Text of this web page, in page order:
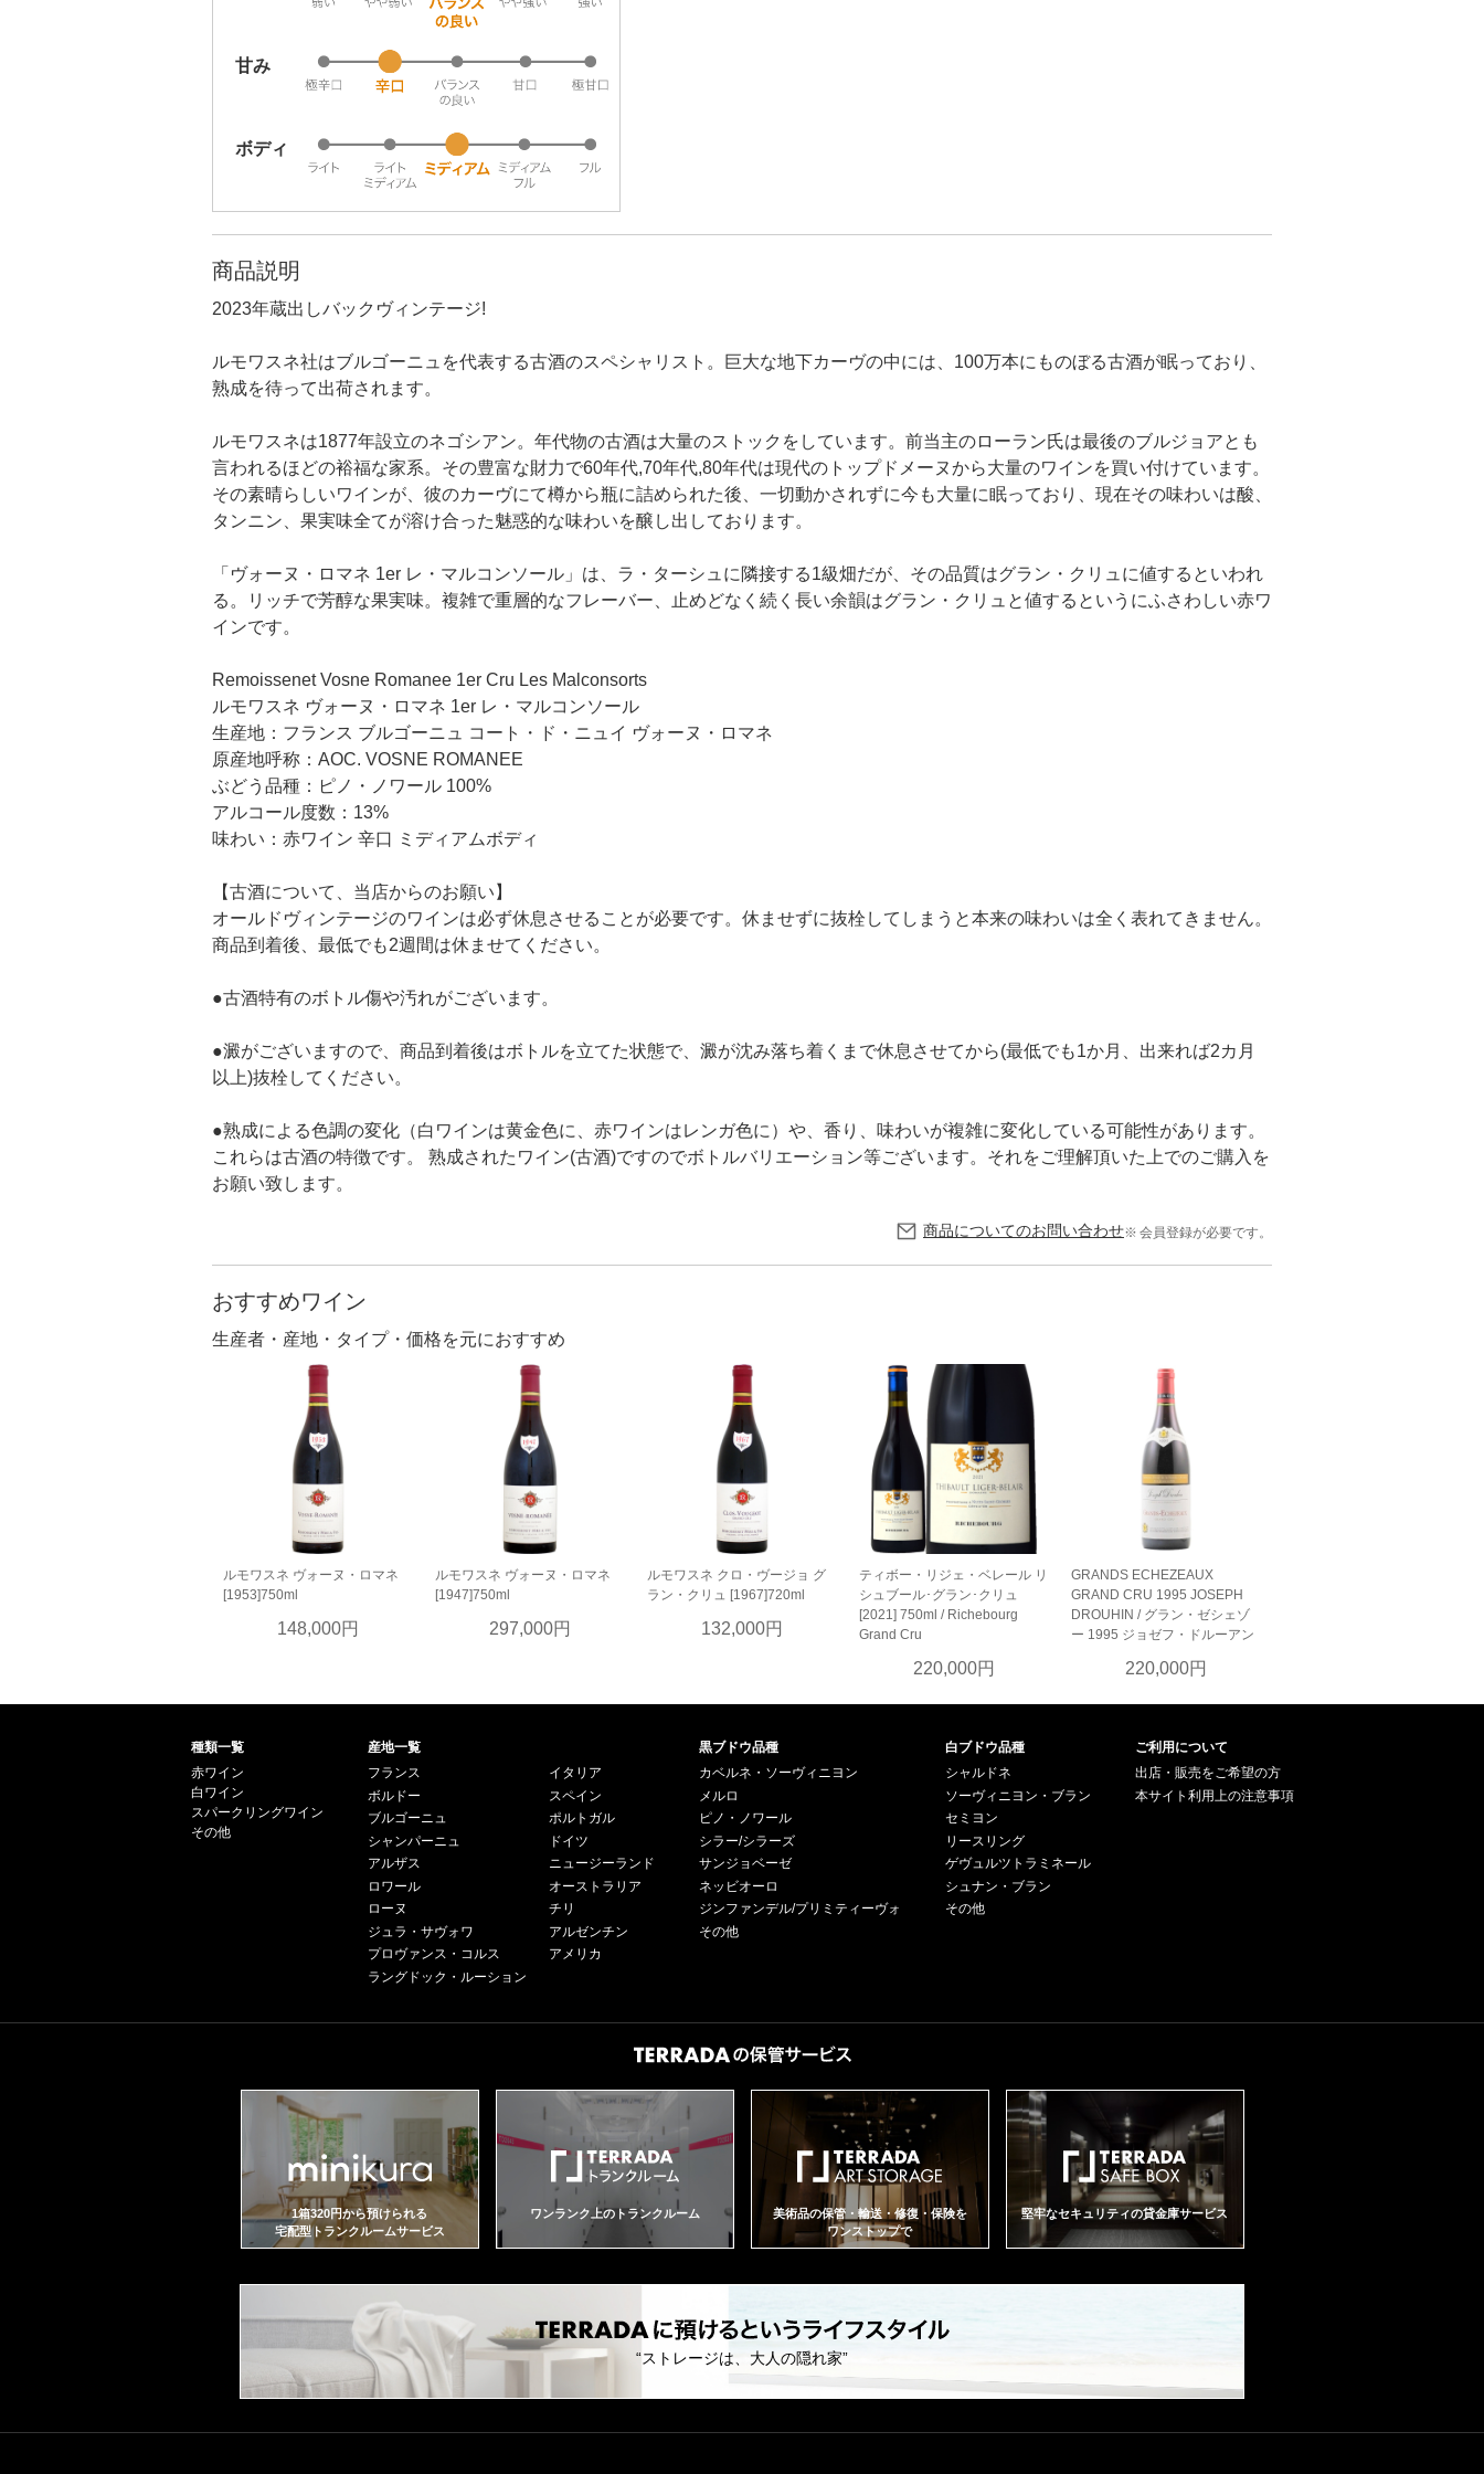
甘み
ボディ
商品説明
2023年蔵出しバックヴィンテージ!
ルモワスネ社はブルゴーニュを代表する古酒のスペシャリスト。巨大な地下カーヴの中には、100万本にものぼる古酒が眠っており、
熟成を待って出荷されます。
ルモワスネは1877年設立のネゴシアン。年代物の古酒は大量のストックをしています。前当主のローラン氏は最後のブルジョアとも
言われるほどの裕福な家系。その豊富な財力で60年代,70年代,80年代は現代のトップドメーヌから大量のワインを買い付けています。
その素晴らしいワインが、彼のカーヴにて樽から瓶に詰められた後、一切動かされずに今も大量に眠っており、現在その味わいは酸、
タンニン、果実味全てが溶け合った魅惑的な味わいを醸し出しております。
「ヴォーヌ・ロマネ 1er レ・マルコンソール」は、ラ・ターシュに隣接する1級畑だが、その品質はグラン・クリュに値するといわれ
る。リッチで芳醇な果実味。複雑で重層的なフレーバー、止めどなく続く長い余韻はグラン・クリュと値するというにふさわしい赤ワ
インです。
Remoissenet Vosne Romanee 1er Cru Les Malconsorts
ルモワスネ ヴォーヌ・ロマネ 1er レ・マルコンソール
生産地：フランス ブルゴーニュ コート・ド・ニュイ ヴォーヌ・ロマネ
原産地呼称：AOC. VOSNE ROMANEE
ぶどう品種：ピノ・ノワール 100%
アルコール度数：13%
味わい：赤ワイン 辛口 ミディアムボディ
【古酒について、当店からのお願い】
オールドヴィンテージのワインは必ず休息させることが必要です。休ませずに抜栓してしまうと本来の味わいは全く表れてきません。
商品到着後、最低でも2週間は休ませてください。
●古酒特有のボトル傷や汚れがございます。
●澱がございますので、商品到着後はボトルを立てた状態で、澱が沈み落ち着くまで休息させてから(最低でも1か月、出来れば2カ月
以上)抜栓してください。
●熟成による色調の変化（白ワインは黄金色に、赤ワインはレンガ色に）や、香り、味わいが複雑に変化している可能性があります。
これらは古酒の特徴です。 熟成されたワイン(古酒)ですのでボトルバリエーション等ございます。それをご理解頂いた上でのご購入を
お願い致します。
商品についてのお問い合わせ 会員登録が必要です。
おすすめワイン
生産者・産地・タイプ・価格を元におすすめ
ルモワスネ ヴォーヌ・ロマネ
[1953]750ml
148,000円
ルモワスネ ヴォーヌ・ロマネ
[1947]750ml
297,000円
ルモワスネ クロ・ヴージョ グ
ラン・クリュ [1967]720ml
132,000円
ティボー・リジェ・ベレール リ
シュブール･グラン･クリュ
[2021] 750ml / Richebourg
Grand Cru
220,000円
GRANDS ECHEZEAUX
GRAND CRU 1995 JOSEPH
DROUHIN / グラン・ゼシェゾ
ー 1995 ジョゼフ・ドルーアン
220,000円
種類一覧
赤ワイン
白ワイン
スパークリングワイン
その他
産地一覧
フランス
ボルドー
ブルゴーニュ
シャンパーニュ
アルザス
ロワール
ローヌ
ジュラ・サヴォワ
プロヴァンス・コルス
ラングドック・ルーション
イタリア
スペイン
ポルトガル
ドイツ
ニュージーランド
オーストラリア
チリ
アルゼンチン
アメリカ
黒ブドウ品種
カベルネ・ソーヴィニヨン
メルロ
ピノ・ノワール
シラー/シラーズ
サンジョベーゼ
ネッビオーロ
ジンファンデル/プリミティーヴォ
その他
白ブドウ品種
シャルドネ
ソーヴィニヨン・ブラン
セミヨン
リースリング
ゲヴュルツトラミネール
シュナン・ブラン
その他
ご利用について
出店・販売をご希望の方
本サイト利用上の注意事項
1箱320円から預けられる
宅配型トランクルームサービス
ワンランク上のトランクルーム
美術品の保管・輸送・修復・保険を
ワンストップで
堅牢なセキュリティの貸金庫サービス
“ストレージは、大人の隠れ家”